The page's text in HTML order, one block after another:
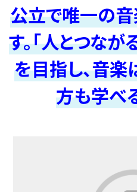
公立で唯一の
す。「人とつな
を目指し、音楽
方も学べ